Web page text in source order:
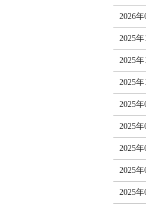
2026
2025
2025
2025
2025
2025
2025
2025
2025